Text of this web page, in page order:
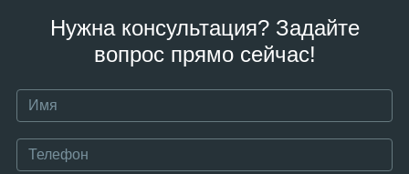
Нужна консультация? Задайте
вопрос прямо сейчас!